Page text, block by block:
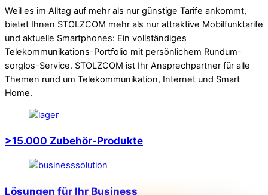
Weil es im Alltag auf mehr als nur günstige Tarife ankommt,
bietet Ihnen STOLZCOM mehr als nur attraktive Mobilfunktarife
und aktuelle Smartphones: Ein vollständiges
Telekommunikations-Portfolio mit persönlichem Rundum-
sorglos-Service. STOLZCOM ist Ihr Ansprechpartner für alle
Themen rund um Telekommunikation, Internet und Smart
Home.
>15.000 Zubehör-Produkte
Lösungen für Ihr Business